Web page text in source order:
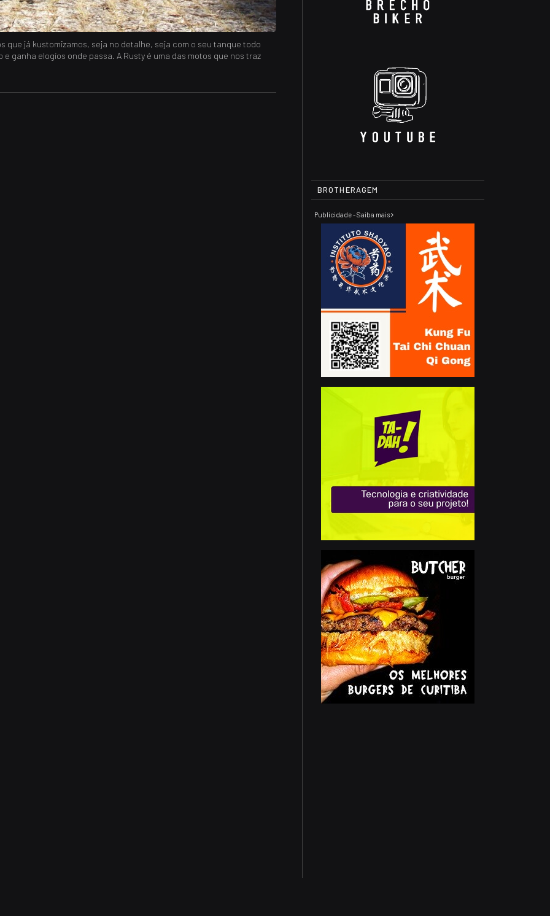
que já kustomizamos, seja no detalhe, seja com o seu tanque todo
ganha elogios onde passa. A Rusty é uma das motos que nos traz
BROTHERAGEM
Publicidade - Saiba mais